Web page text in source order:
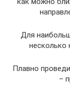
Для
несколько
Плавно
–